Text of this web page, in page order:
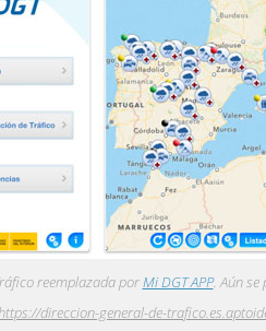
reemplazada por Mi DGT APP. Aún se
direccion-general-de-